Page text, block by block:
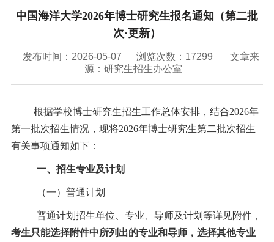
联系我们
中国海洋大学2026年博士研究生报名通知（第二批
次·更新）
发布时间：2026-05-07 浏览次数： 17299
文章来
源：研究生招生办公室
根据学校博士研究生招生工作总体安排，结合2026年
第一批次招生情况， 现将2026年博士研究生第二批次招生
有关事项通知如下：
一、招生专业及计划
（一）普通计划
普通计划招生单位、专业、导师及计划等详见附件，
考生只能选择附件中所列出的专业和导师，选择其他专业